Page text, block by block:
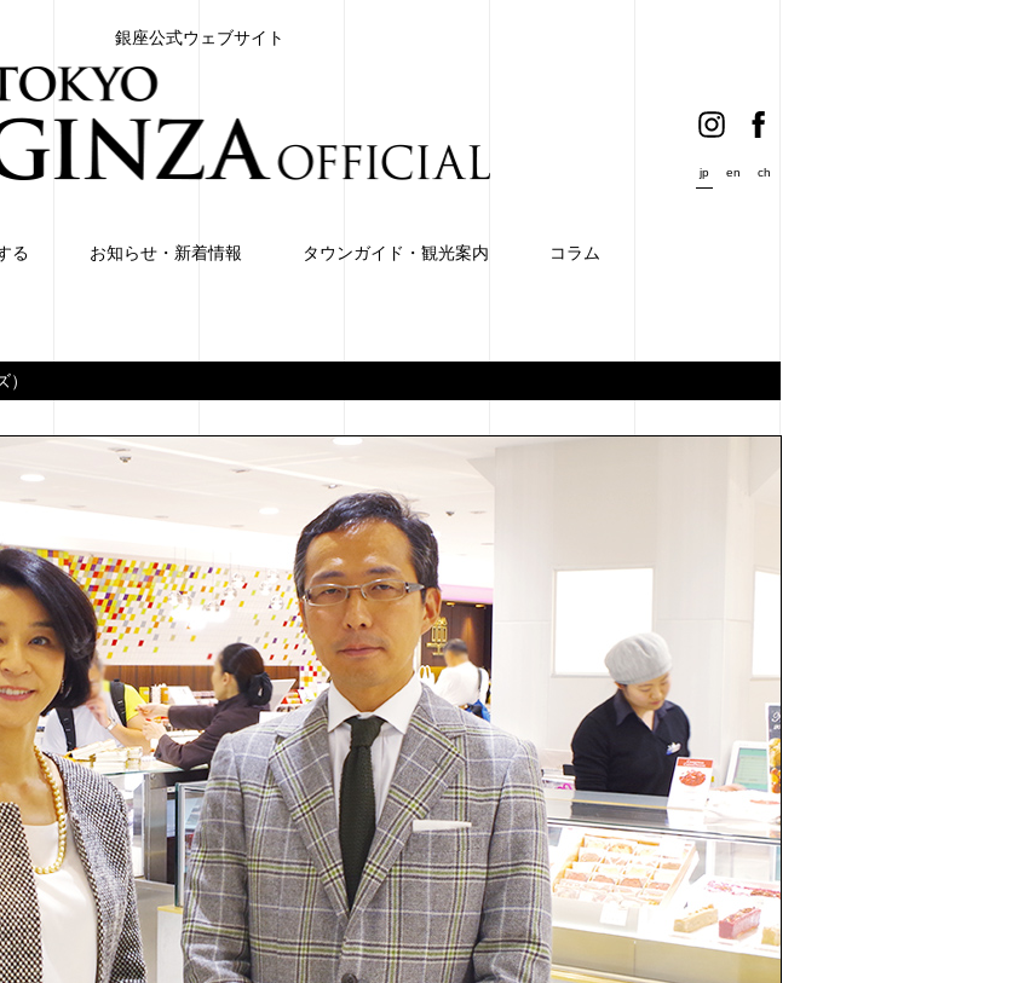
銀座公式ウェブサイト
jp en ch
る お知らせ・新着情報 タウンガイド・観光案内 コラム